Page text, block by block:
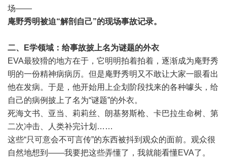
场——
庵野秀明被迫“解剖自己”的现场事故记录。
二、E学领域：给事故披上名为谜题的外衣
EVA最狡猾的地方在于，它明明拍着拍着，逐渐成为庵野秀
明的一份精神病病历。但是庵野秀明又不敢让大家一眼看出
他在发病。于是，他开始用上企划阶段找来的各种噱头，给
自己的病例披上了名为“谜题”的外衣。
死海文书、亚当、莉莉丝、朗基努斯枪、卡巴拉生命树、第
二次冲击、人类补完计划……
这些“只可意会不可言传”的东西被抖到观众的面前。观众很
自然地想到——我要把这些弄懂了，我就能看懂EVA了。